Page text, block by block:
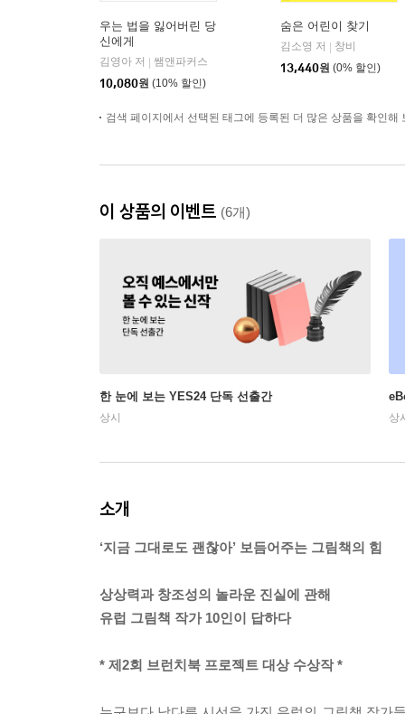
우는 법을 잃어버린 당
신에게
김영아 저 | 쌤앤파커스
10,080원 (10% 할인)
숨은 어린이 찾기
김소영 저 | 창비
13,440원 (0% 할인)
검색 페이지에서 선택된 태그에 등록된 더 많은 상품을 확인해
이 상품의 이벤트 (6개)
한 눈에 보는 YES24 단독 선출간
상시 상
소개
‘지금 그대로도 괜찮아’ 보듬어주는 그림책의 힘
상상력과 창조성의 놀라운 진실에 관해
유럽 그림책 작가 10인이 답하다
* 제2회 브런치북 프로젝트 대상 수상작 *